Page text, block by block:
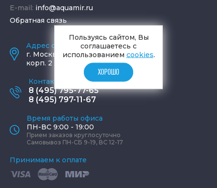
E-mail: info@aquamir.ru
Обратная связь
Адрес салона и склада
г. Москва ,ул. Шаболовка, д. 23,
корп. 2
Контактные телефоны
8 (495) 795-77-65
8 (495) 797-11-67
Время работы офиса
ПН-ВС 9:00 - 19:00
Прием заказов круглосуточно
Самовывоз ПН-СБ 9-19, ВС 12-17
Принимаем к оплате
Пользуясь сайтом, Вы
соглашаетесь с
использованием cookies.
ХОРОШО